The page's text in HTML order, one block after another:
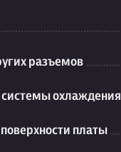
разъемов
охлаждения
платы